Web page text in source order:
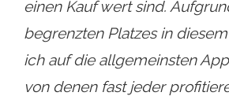
einen Kauf wert sind.
begrenzten Platzes in
ich auf die allgemeinsten
von denen fast jeder